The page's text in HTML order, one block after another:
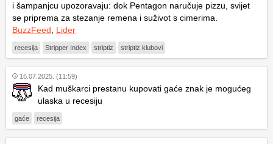
i šampanjcu upozoravaju: dok Pentagon naručuje pizzu, svijet
se priprema za stezanje remena i suživot s cimerima.
BuzzFeed
Lider
recesija Stripper Index striptiz striptiz klubovi
16.07.2025. (11:59)
Kad muškarci prestanu kupovati gaće znak je mogućeg
ulaska u recesiju
gaće recesija